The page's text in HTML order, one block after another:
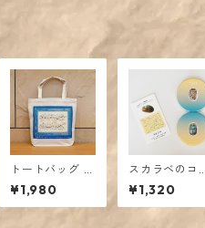
トートバッグ ペ
ルシア書道「サ
アディ」
¥1,980
スカラベのコン
パクトミラー
¥1,320